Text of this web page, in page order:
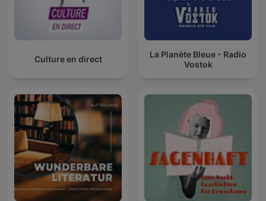
Culture en direct
La Planète Bleue - Radio
Vostok